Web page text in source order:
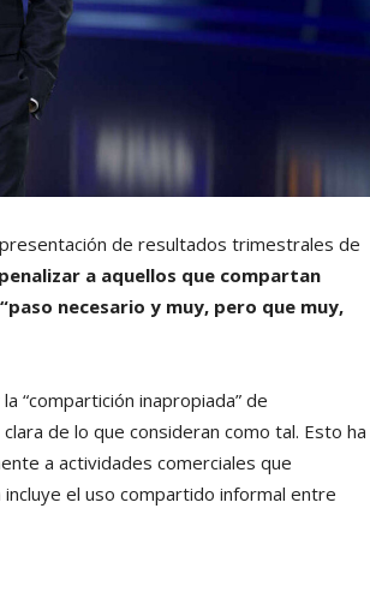
de resultados trimestrales de
a aquellos que compartan
necesario y muy, pero que muy,
“compartición inapropiada” de
de lo que consideran como tal. Esto ha
a actividades comerciales que
el uso compartido informal entre